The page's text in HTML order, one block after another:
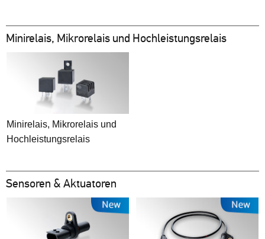
Minirelais, Mikrorelais und Hochleistungsrelais
Minirelais, Mikrorelais und
Hochleistungsrelais
Sensoren & Aktuatoren